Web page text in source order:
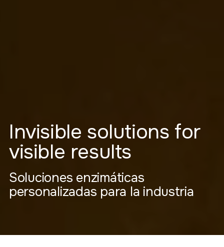
Invisible solutions for
visible results
Soluciones enzimáticas
personalizadas para la industria